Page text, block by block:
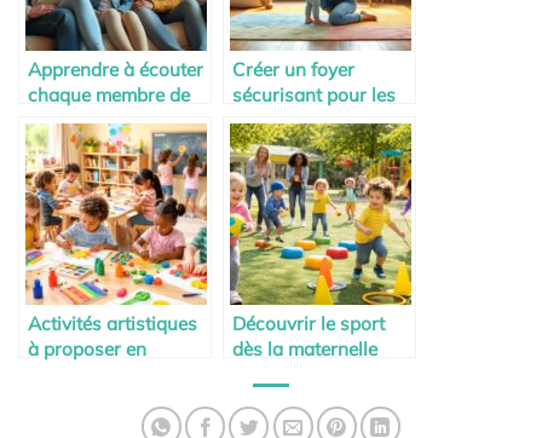
Apprendre à écouter
chaque membre de
la famille
Créer un foyer
sécurisant pour les
enfants
Activités artistiques
à proposer en
Découvrir le sport
dès la maternelle